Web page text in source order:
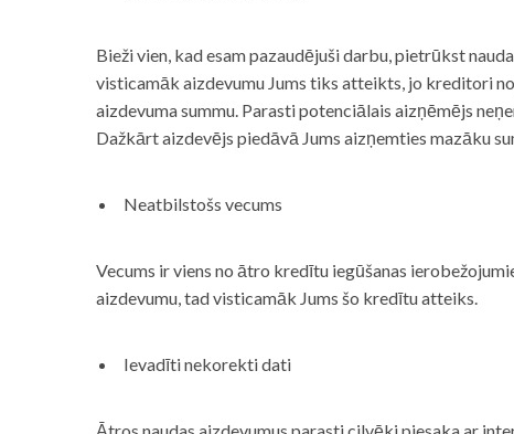
Bieži vien, kad esam pazaudējuši darbu, pietrūkst
visticamāk aizdevumu Jums tiks atteikts, jo kreditori
aizdevuma summu. Parasti potenciālais aizņēmējs
Dažkārt aizdevējs piedāvā Jums aizņemties mazāku
Neatbilstošs vecums
Vecums ir viens no ātro kredītu iegūšanas
aizdevumu, tad visticamāk Jums šo kredītu atteiks.
Ievadīti nekorekti dati